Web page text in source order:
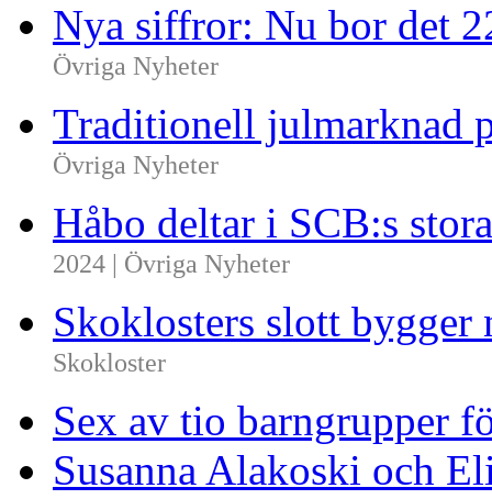
Nya siffror: Nu bor det
Övriga Nyheter
Traditionell julmarknad
Övriga Nyheter
Håbo deltar i SCB:s
2024 | Övriga Nyheter
Skoklosters slott
Skokloster
Sex av tio barngrupper
Susanna Alakoski och